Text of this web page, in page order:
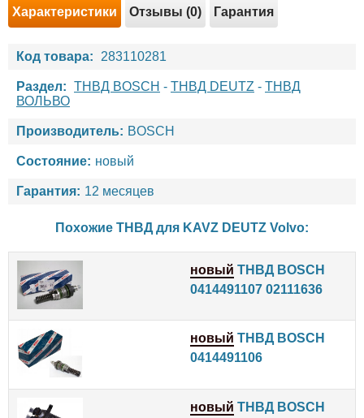
Характеристики Отзывы (0) Гарантия
Код товара: 283110281
Раздел: ТНВД BOSCH - ТНВД DEUTZ - ТНВД
ВОЛЬВО
Производитель: BOSCH
Состояние: новый
Гарантия: 12 месяцев
Похожие ТНВД для KAVZ DEUTZ Volvo:
новый ТНВД BOSCH
0414491107 02111636
новый ТНВД BOSCH
0414491106
новый ТНВД BOSCH